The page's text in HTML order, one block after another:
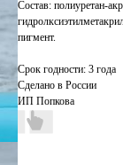
Состав: полиуретан-
пигмент.
Срок годности: 3 года
Сделано в России
ИП Попкова